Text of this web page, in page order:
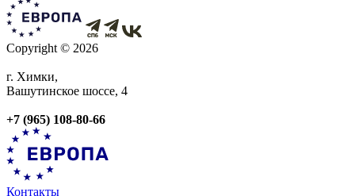
Copyright © 2026
г. Химки,
Вашутинское шоссе, 4
+7 (965) 108-80-66
Контакты